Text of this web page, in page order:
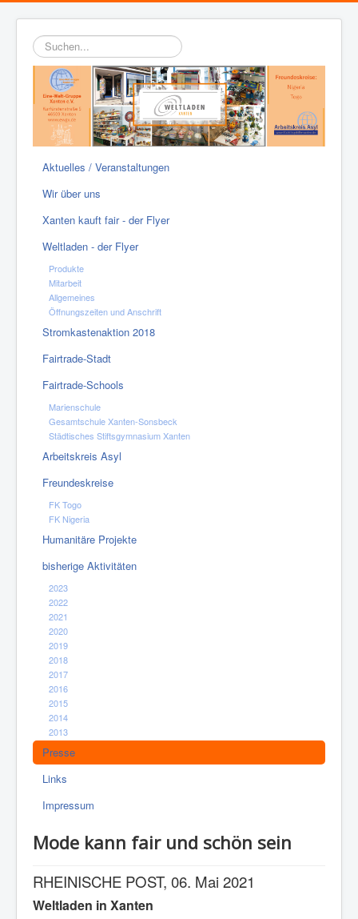
Suchen...
Aktuelles / Veranstaltungen
Wir über uns
Xanten kauft fair - der Flyer
Weltladen - der Flyer
Produkte
Mitarbeit
Allgemeines
Öffnungszeiten und Anschrift
Stromkastenaktion 2018
Fairtrade-Stadt
Fairtrade-Schools
Marienschule
Gesamtschule Xanten-Sonsbeck
Städtisches Stiftsgymnasium Xanten
Arbeitskreis Asyl
Freundeskreise
FK Togo
FK Nigeria
Humanitäre Projekte
bisherige Aktivitäten
2023
2022
2021
2020
2019
2018
2017
2016
2015
2014
2013
Presse
Links
Impressum
Mode kann fair und schön sein
RHEINISCHE POST, 06. Mai 2021
Weltladen in Xanten